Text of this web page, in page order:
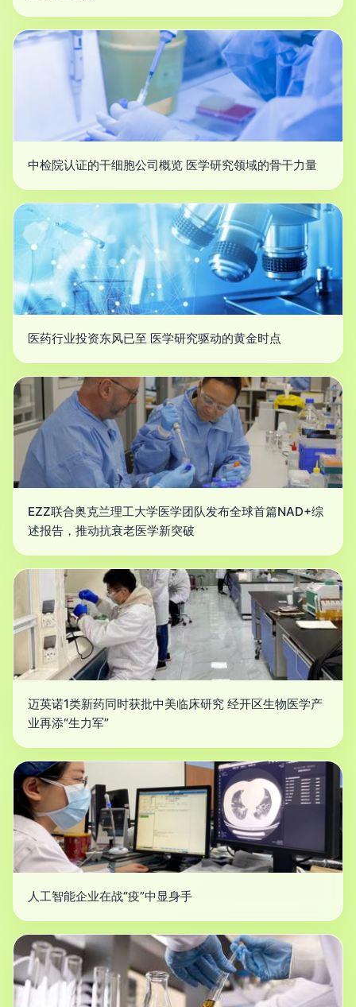
中检院认证的干细胞公司概览 医学研究领域的骨干力量
医药行业投资东风已至 医学研究驱动的黄金时点
EZZ联合奥克兰理工大学医学团队发布全球首篇NAD+综
述报告，推动抗衰老医学新突破
迈英诺1类新药同时获批中美临床研究 经开区生物医学产
业再添“生力军”
人工智能企业在战“疫”中显身手